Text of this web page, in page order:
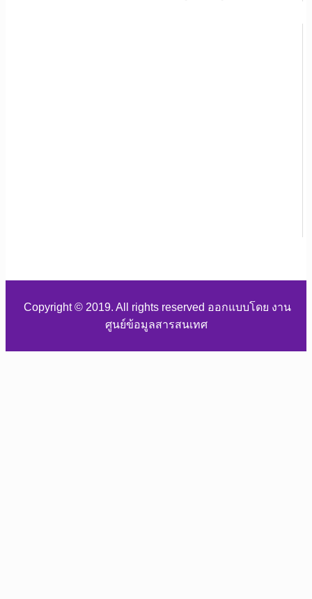
Copyright © 2019. All rights reserved ออกแบบโดย งาน
ศูนย์ข้อมูลสารสนเทศ